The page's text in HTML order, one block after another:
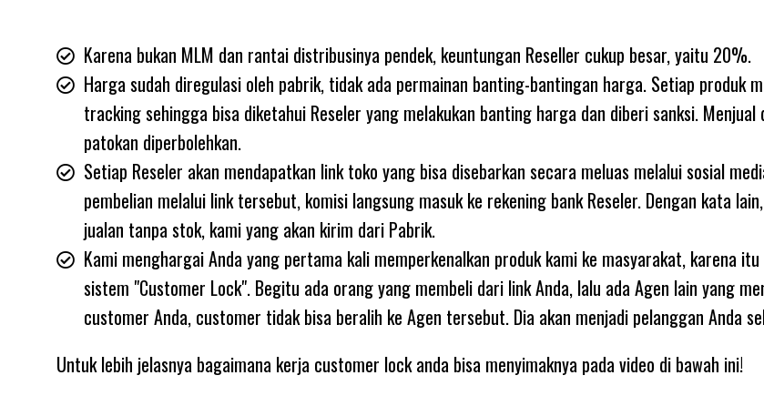
Karena bukan MLM dan rantai distribusinya pendek, keuntungan Reseller cukup besar, yaitu 20%.
Harga sudah diregulasi oleh pabrik, tidak ada permainan banting-bantingan harga. Setiap produk
tracking sehingga bisa diketahui Reseler yang melakukan banting harga dan diberi sanksi.
patokan diperbolehkan.
Setiap Reseler akan mendapatkan link toko yang bisa disebarkan secara meluas melalui sosial
pembelian melalui link tersebut, komisi langsung masuk ke rekening bank Reseler. Dengan kata
jualan tanpa stok, kami yang akan kirim dari Pabrik.
Kami menghargai Anda yang pertama kali memperkenalkan produk kami ke masyarakat, karena
sistem "Customer Lock". Begitu ada orang yang membeli dari link Anda, lalu ada Agen lain yang
customer Anda, customer tidak bisa beralih ke Agen tersebut. Dia akan menjadi pelanggan Anda
Untuk lebih jelasnya bagaimana kerja customer lock anda bisa menyimaknya pada video di bawah ini!